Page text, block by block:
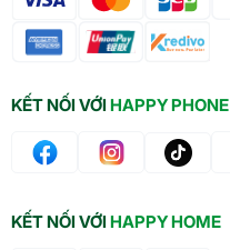
KẾT NỐI VỚIHAPPY PHONE
KẾT NỐI VỚIHAPPY HOME